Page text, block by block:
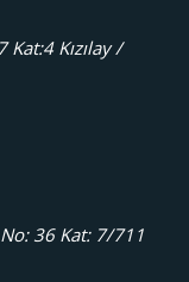
Kızılay /
36 Kat: 7/711